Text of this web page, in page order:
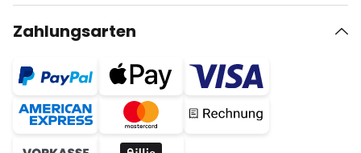
Zahlungsarten